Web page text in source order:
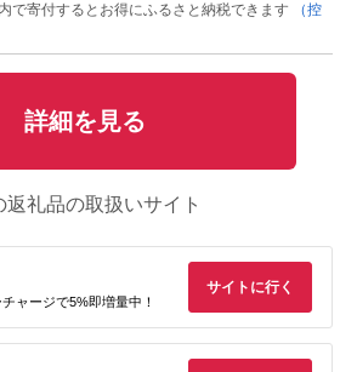
で寄付するとお得にふるさと納税できます
（控
詳細を見る
返礼品の取扱いサイト
ャージで5%即増量中！
サイトに行く